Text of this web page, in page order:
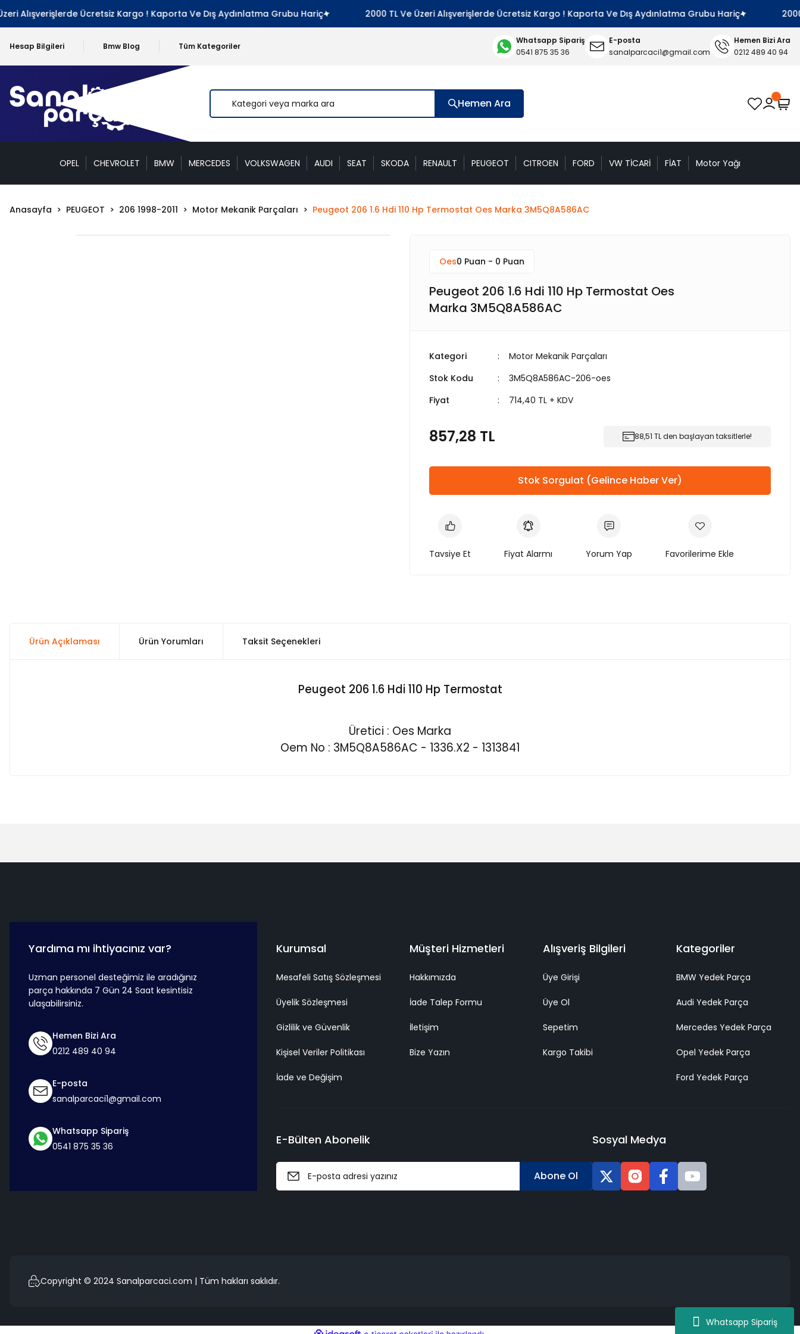
Whatsapp Sipariş
Alışverişlerde Ücretsiz Kargo ! Kaporta Ve Dış Aydınlatma Grubu Hariç 2000 TL Ve Üzeri Alışverişlerde Ücretsiz Kargo ! Kaporta Ve Dış Aydınlatma Grubu Hariç 2000
Hesap Bilgileri Bmw Blog Tüm Kategoriler
Whatsapp Sipariş
0541 875 35 36
E-posta
sanalparcaci1@gmail.com
Hemen Bizi Ara
0212 489 40 94
Hemen Ara
OPEL CHEVROLET BMW MERCEDES VOLKSWAGEN AUDI SEAT SKODA RENAULT PEUGEOT CITROEN FORD VW TİCARİ FİAT Motor Yağı
Anasayfa PEUGEOT 206 1998-2011 Motor Mekanik Parçaları Peugeot 206 1.6 Hdi 110 Hp Termostat Oes Marka 3M5Q8A586AC
Oes0 Puan - 0 Puan
Peugeot 206 1.6 Hdi 110 Hp Termostat Oes
Marka 3M5Q8A586AC
Kategori
Motor Mekanik Parçaları
Stok Kodu
3M5Q8A586AC-206-oes
Fiyat
714,40 TL + KDV
857,28 TL 88,51 TL den başlayan taksitlerle!
Stok Sorgulat (Gelince Haber Ver)
Tavsiye Et Fiyat Alarmı Yorum Yap
Ürün Açıklaması Ürün Yorumları Taksit Seçenekleri
Peugeot 206 1.6 Hdi 110 Hp Termostat
Üretici : Oes Marka
Oem No : 3M5Q8A586AC - 1336.X2 - 1313841
Yardıma mı ihtiyacınız var?
Uzman personel desteğimiz ile aradığınız
parça hakkında 7 Gün 24 Saat kesintisiz
ulaşabilirsiniz.
Hemen Bizi Ara
0212 489 40 94
E-posta
sanalparcaci1@gmail.com
Whatsapp Sipariş
0541 875 35 36
Kurumsal
Mesafeli Satış Sözleşmesi
Üyelik Sözleşmesi
Gizlilik ve Güvenlik
Kişisel Veriler Politikası
İade ve Değişim
Müşteri Hizmetleri
Hakkımızda
İade Talep Formu
İletişim
Bize Yazın
Alışveriş Bilgileri
Üye Girişi
Üye Ol
Sepetim
Kargo Takibi
Kategoriler
BMW Yedek Parça
Audi Yedek Parça
Mercedes Yedek Parça
Opel Yedek Parça
Ford Yedek Parça
E-Bülten Abonelik
Abone Ol
Sosyal Medya
Copyright © 2024 Sanalparcaci.com | Tüm hakları saklıdır.